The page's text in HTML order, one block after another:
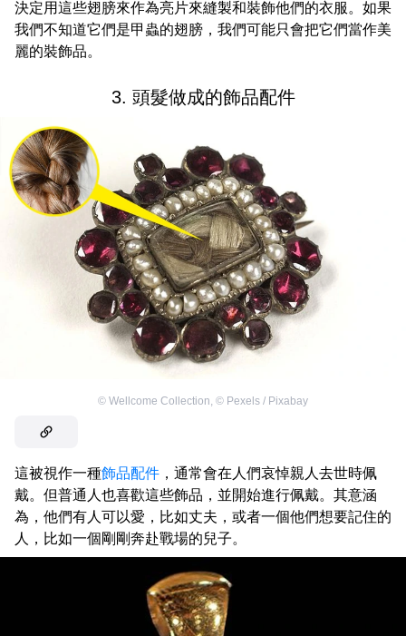
決定用這些翅膀來作為亮片來縫製和裝飾他們的衣服。如果
我們不知道它們是甲蟲的翅膀，我們可能只會把它們當作美
麗的裝飾品。
3. 頭髮做成的飾品配件
© Wellcome Collection, © Pexels / Pixabay
這被視作一種飾品配件 ，通常會在人們哀悼親人去世時佩
戴。但普通人也喜歡這些飾品，並開始進行佩戴。其意涵
為，他們有人可以愛，比如丈夫，或者一個他們想要記住的
人，比如一個剛剛奔赴戰場的兒子。